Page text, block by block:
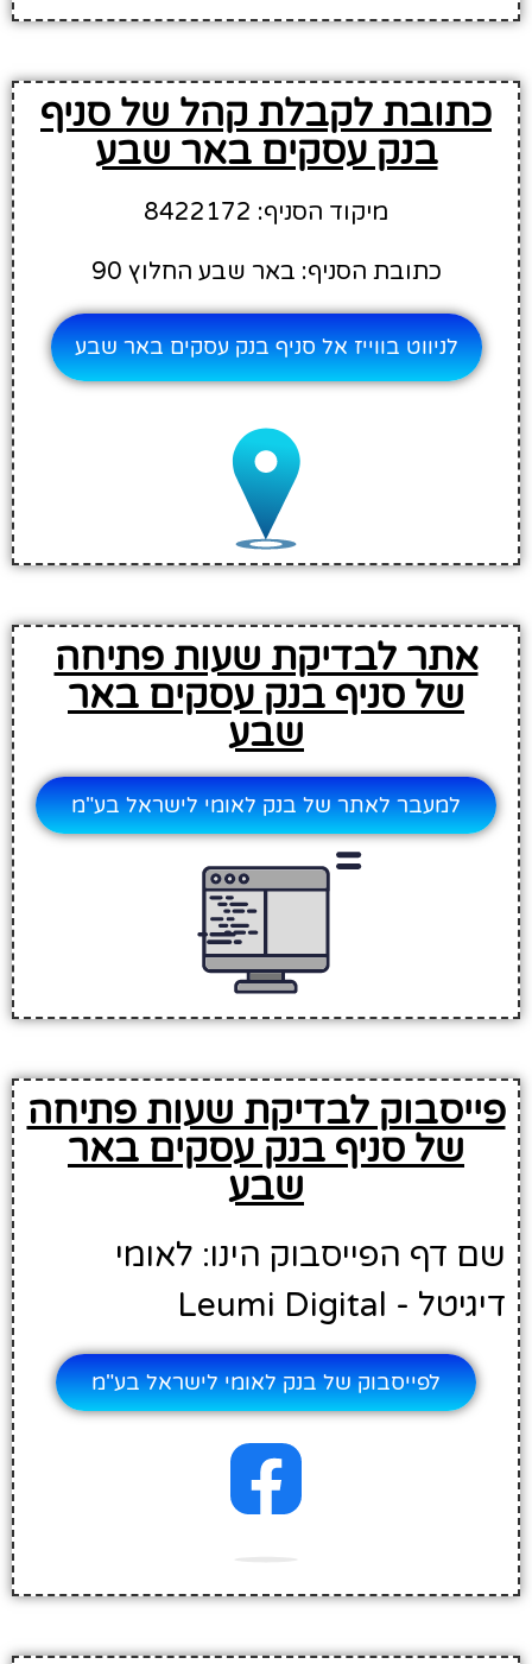
כתובת לקבלת קהל של סניף
בנק עסקים באר שבע
מיקוד הסניף: 8422172
כתובת הסניף: באר שבע החלוץ 90
לניווט בווייז אל סניף בנק עסקים באר שבע
אתר לבדיקת שעות פתיחה
של סניף בנק עסקים באר
שבע
למעבר לאתר של בנק לאומי לישראל בע"מ
פייסבוק לבדיקת שעות פתיחה
של סניף בנק עסקים באר
שבע
שם דף הפייסבוק הינו: לאומי
דיגיטל - Leumi Digital
לפייסבוק של בנק לאומי לישראל בע"מ